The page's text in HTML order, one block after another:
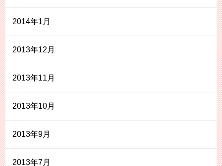
2014年1月
2013年12月
2013年11月
2013年10月
2013年9月
2013年7月